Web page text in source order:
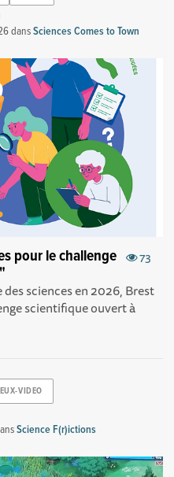
dansSciences Comes to Town
73
pour le challenge
sciences en 2026, Brest
scientifique ouvert à
VIDEO
Science F(r)ictions